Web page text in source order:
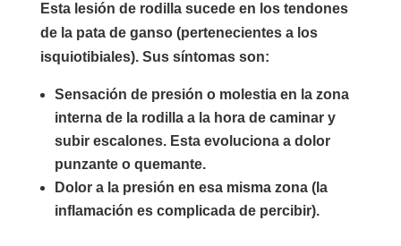
Esta lesión de rodilla sucede en los tendones
de la pata de ganso (pertenecientes a los
isquiotibiales). Sus síntomas son:
Sensación de presión o molestia en la zona
interna de la rodilla a la hora de caminar y
subir escalones. Esta evoluciona a dolor
punzante o quemante.
Dolor a la presión en esa misma zona (la
inflamación es complicada de percibir).